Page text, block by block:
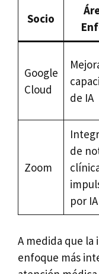
Socio
Google
Cloud
de IA
Zoom
de
por IA
A medida que la
enfoque más